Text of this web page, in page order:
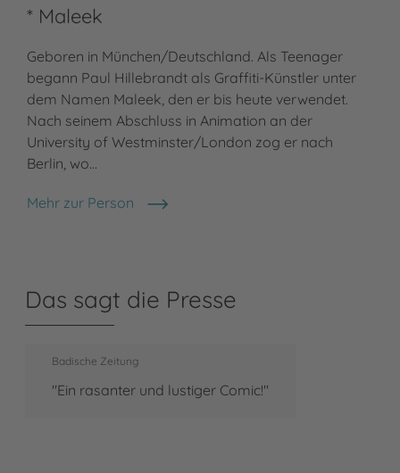
* Maleek
Geboren in München/Deutschland. Als Teenager
begann Paul Hillebrandt als Graffiti-Künstler unter
dem Namen Maleek, den er bis heute verwendet.
Nach seinem Abschluss in Animation an der
University of Westminster/London zog er nach
Berlin, wo…
Mehr zur Person
* Maleek
Das sagt die Presse
Badische Zeitung
"Ein rasanter und lustiger Comic!"